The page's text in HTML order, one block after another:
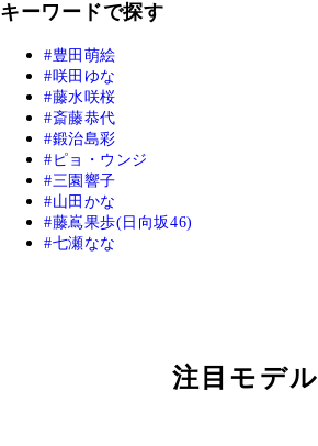
キーワードで探す
豊田萌絵
咲田ゆな
藤水咲桜
斎藤恭代
鍛治島彩
ピョ・ウンジ
三園響子
山田かな
藤嶌果歩(日向坂46)
七瀬なな
注目モデル